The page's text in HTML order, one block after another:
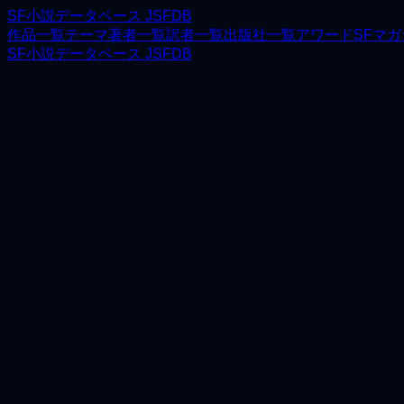
SF小説データベース JSFDB
作品一覧テーマ著者一覧訳者一覧出版社一覧アワードSFマガ
SF小説データベース JSFDB